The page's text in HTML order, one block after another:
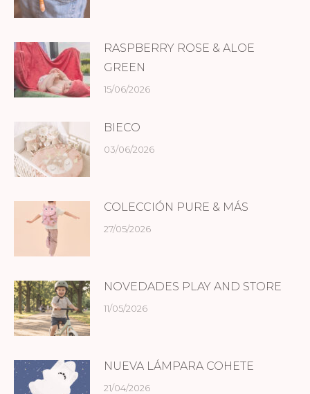
RASPBERRY ROSE & ALOE
GREEN
15/06/2026
BIECO
03/06/2026
COLECCIÓN PURE & MÁS
27/05/2026
NOVEDADES PLAY AND STORE
11/05/2026
NUEVA LÁMPARA COHETE
21/04/2026